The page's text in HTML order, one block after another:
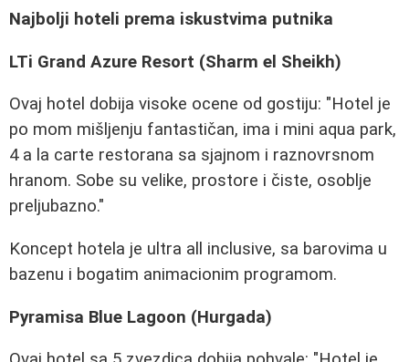
Najbolji hoteli prema iskustvima putnika
LTi Grand Azure Resort (Sharm el Sheikh)
Ovaj hotel dobija visoke ocene od gostiju: "Hotel je
po mom mišljenju fantastičan, ima i mini aqua park,
4 a la carte restorana sa sjajnom i raznovrsnom
hranom. Sobe su velike, prostore i čiste, osoblje
preljubazno."
Koncept hotela je ultra all inclusive, sa barovima u
bazenu i bogatim animacionim programom.
Pyramisa Blue Lagoon (Hurgada)